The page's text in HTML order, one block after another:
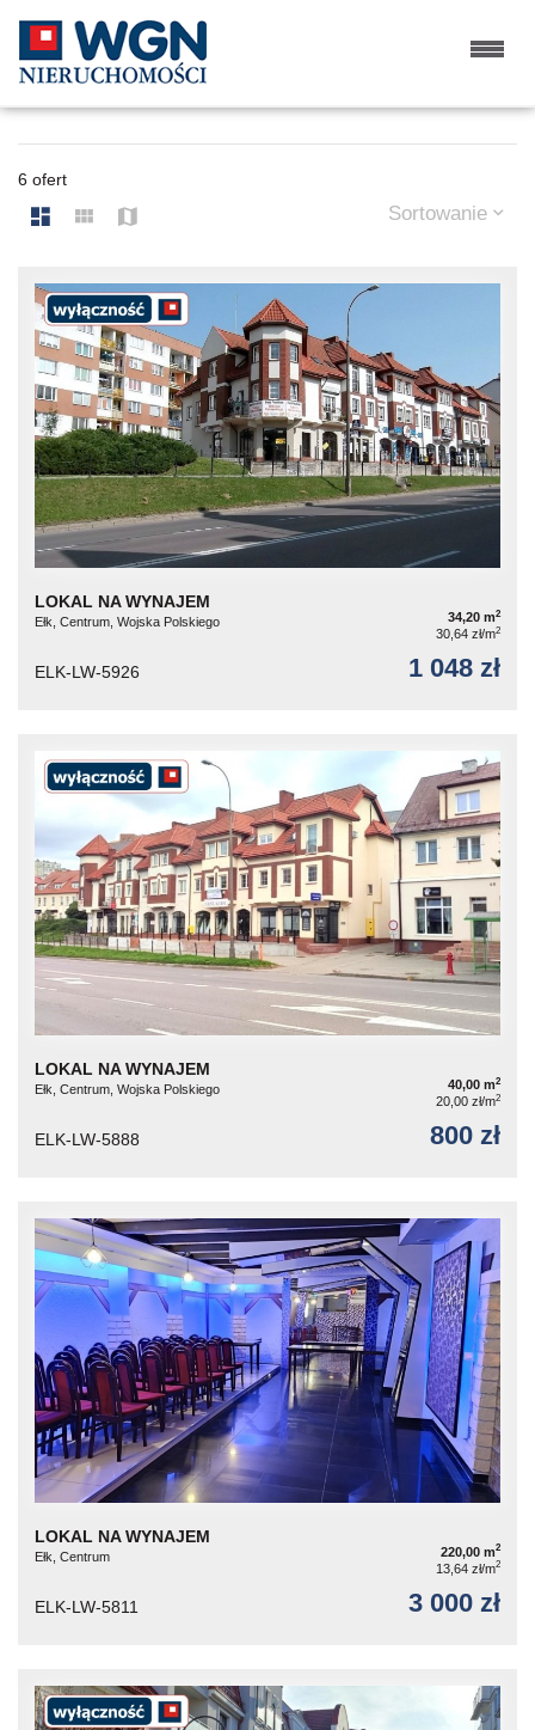
LOKALE NA WYNAJEM
6 ofert
Sortowanie
LOKAL NA WYNAJEM
Ełk, Centrum, Wojska Polskiego 34,20 m2
30,64 zł/m2
ELK-LW-5926 1 048 zł
LOKAL NA WYNAJEM
Ełk, Centrum, Wojska Polskiego 40,00 m2
20,00 zł/m2
ELK-LW-5888 800 zł
LOKAL NA WYNAJEM
Ełk, Centrum 220,00 m2
13,64 zł/m2
ELK-LW-5811 3 000 zł